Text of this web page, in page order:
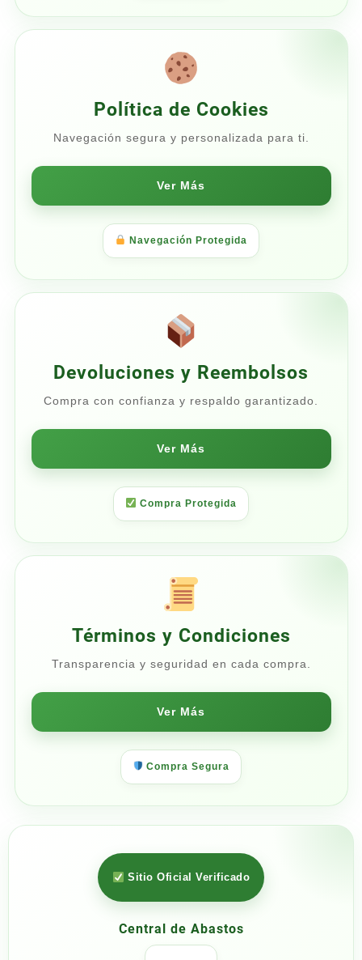
Política de Cookies
Navegación segura y personalizada para ti.
Ver Más
Navegación Protegida
Devoluciones y Reembolsos
Compra con confianza y respaldo garantizado.
Ver Más
Compra Protegida
Términos y Condiciones
Transparencia y seguridad en cada compra.
Ver Más
Compra Segura
Sitio Oficial Verificado
Central de Abastos